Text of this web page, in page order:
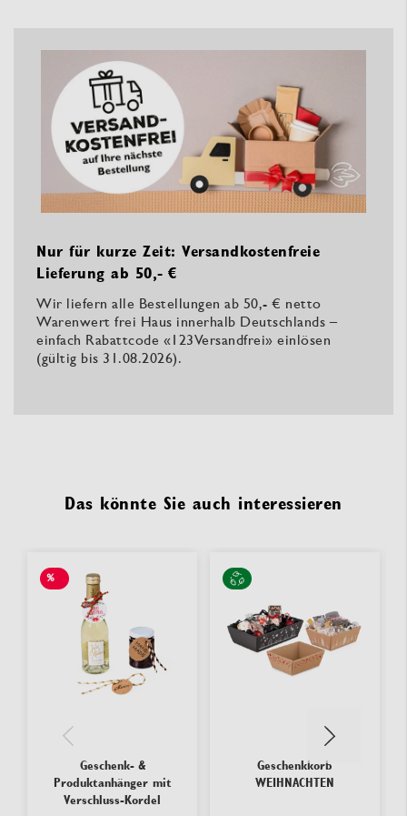
Nur für kurze Zeit: Versandkostenfreie
Lieferung ab 50,- €
Wir liefern alle Bestellungen ab 50,- € netto
Warenwert frei Haus innerhalb Deutschlands –
einfach Rabattcode «123Versandfrei» einlösen
(gültig bis 31.08.2026).
Das könnte Sie auch interessieren
%
Geschenk- &
Produktanhänger mit
Verschluss-Kordel
Geschenkkorb
WEIHNACHTEN